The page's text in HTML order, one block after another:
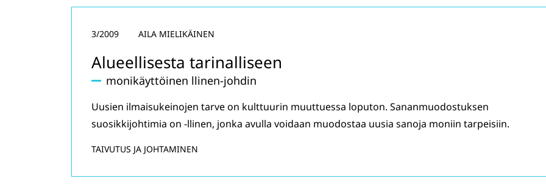
Alueellisesta tarinalliseen
monikäyttöinen llinen-johdin
3/2009 AILA MIELIKÄINEN
Uusien ilmaisukeinojen tarve on kulttuurin muuttuessa loputon. Sananmuodostuksen
suosikkijohtimia on -llinen, jonka avulla voidaan muodostaa uusia sanoja moniin tarpeisiin.
TAIVUTUS JA JOHTAMINEN